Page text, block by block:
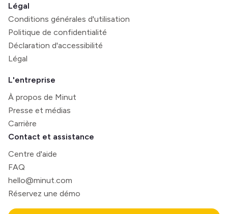
Légal
Conditions générales d'utilisation
Politique de confidentialité
Déclaration d'accessibilité
Légal
L'entreprise
À propos de Minut
Presse et médias
Carrière
Contact et assistance
Centre d'aide
FAQ
hello@minut.com
Réservez une démo